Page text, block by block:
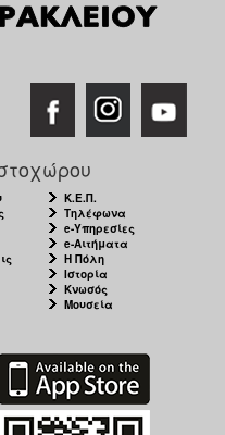
Κ.Ε.Π.
Τηλέφωνα
e-Υπηρεσίες
e-Αιτήματα
Η Πόλη
Ιστορία
Κνωσός
Μουσεία